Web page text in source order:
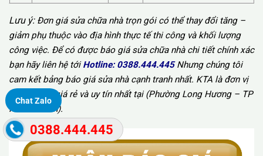
Lưu ý: Đơn giá sửa chữa nhà trọn gói có thể thay đổi tăng –
giảm phụ thuộc vào địa hình thực tế thi công và khối lượng
công việc. Để có được báo giá sửa chữa nhà chi tiết chính xác
bạn hãy liên hệ tớiHotline:0388.444.445Nhưng chúng tôi
cam kết bảng báo giá sửa nhà cạnh tranh nhất. KTA là đơn vị
cải tạo nhà giá rẻ và uy tín nhất tại (Phường Long Hương – TP
Hồ Chí Minh).
Chat Zalo
0388.444.445